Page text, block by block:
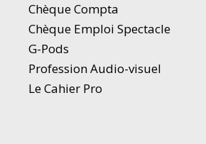
Chèque Compta
Chèque Emploi Spectacle
G-Pods
Profession Audio-visuel
Le Cahier Pro